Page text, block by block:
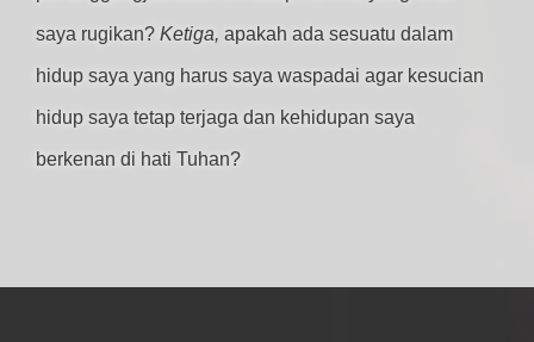
saya rugikan? Ketiga, apakah ada sesuatu dalam
hidup saya yang harus saya waspadai agar kesucian
hidup saya tetap terjaga dan kehidupan saya
berkenan di hati Tuhan?